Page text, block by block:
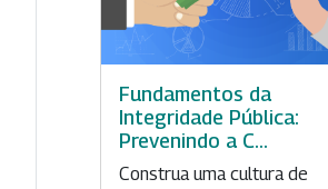
Fundamentos da
Integridade Pública:
Prevenindo a C...
Construa uma cultura de